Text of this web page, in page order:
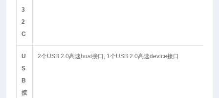
3
2
C
U
S
B
接
2个USB 2.0高速host接口, 1个USB 2.0高速device接口